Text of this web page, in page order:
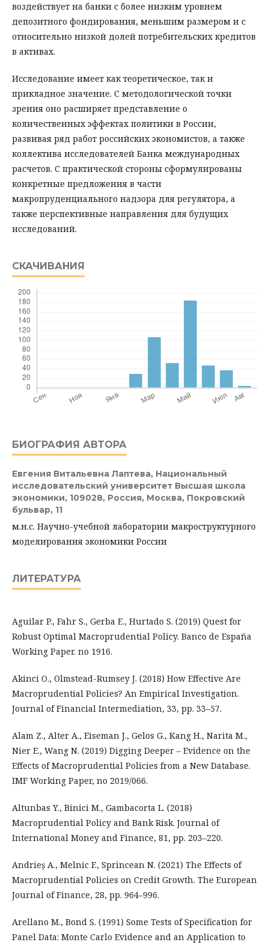
воздействует на банки с более низким уровнем
депозитного фондирования, меньшим размером и с
относительно низкой долей потребительских кредитов
в активах.
Исследование имеет как теоретическое, так и
прикладное значение. С методологической точки
зрения оно расширяет представление о
количественных эффектах политики в России,
развивая ряд работ российских экономистов, а также
коллектива исследователей Банка международных
расчетов. С практической стороны сформулированы
конкретные предложения в части
макропруденциального надзора для регулятора, а
также перспективные направления для будущих
исследований.
СКАЧИВАНИЯ
БИОГРАФИЯ АВТОРА
Евгения Витальевна Лаптева, Национальный
исследовательский университет Высшая школа
экономики, 109028, Россия, Москва, Покровский
бульвар, 11
м.н.с. Научно-учебной лаборатории макроструктурного
моделирования экономики России
ЛИТЕРАТУРА
Aguilar P., Fahr S., Gerba E., Hurtado S. (2019) Quest for
Robust Optimal Macroprudential Policy. Banco de España
Working Paper. no 1916.
Akinci O., Olmstead-Rumsey J. (2018) How Effective Are
Macroprudential Policies? An Empirical Investigation.
Journal of Financial Intermediation, 33, pp. 33–57.
Alam Z., Alter A., Eiseman J., Gelos G., Kang H., Narita M.,
Nier E., Wang N. (2019) Digging Deeper – Evidence on the
Effects of Macroprudential Policies from a New Database.
IMF Working Paper, no 2019/066.
Altunbas Y., Binici M., Gambacorta L. (2018)
Macroprudential Policy and Bank Risk. Journal of
International Money and Finance, 81, pp. 203–220.
Andrieș A., Melnic F., Sprincean N. (2021) The Effects of
Macroprudential Policies on Credit Growth. The European
Journal of Finance, 28, pp. 964–996.
Arellano M., Bond S. (1991) Some Tests of Specification for
Panel Data: Monte Carlo Evidence and an Application to